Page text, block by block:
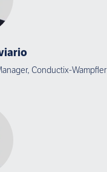
Conductix-Wampfler